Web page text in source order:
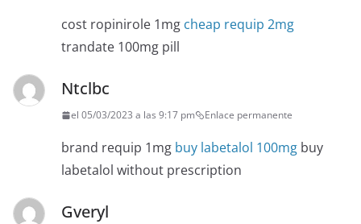
cost ropinirole 1mg cheap requip 2mg
trandate 100mg pill
Ntclbc
el 05/03/2023 a las 9:17 pm Enlace permanente
brand requip 1mg buy labetalol 100mg buy
labetalol without prescription
Gveryl